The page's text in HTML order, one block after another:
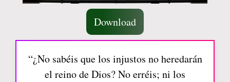
Download
“¿No sabéis que los injustos no heredarán
el reino de Dios? No erréis; ni los